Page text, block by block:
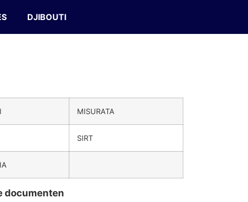
DJIBOUTI
MISURATA
SIRT
documenten